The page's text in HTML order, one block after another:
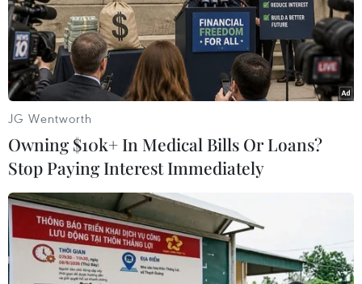
Một tiết mục trong chương trình. (Ảnh: Hoàng Hùng/TTXVN)
JG Wentworth
Owning $10k+ In Medical Bills Or Loans?
Stop Paying Interest Immediately